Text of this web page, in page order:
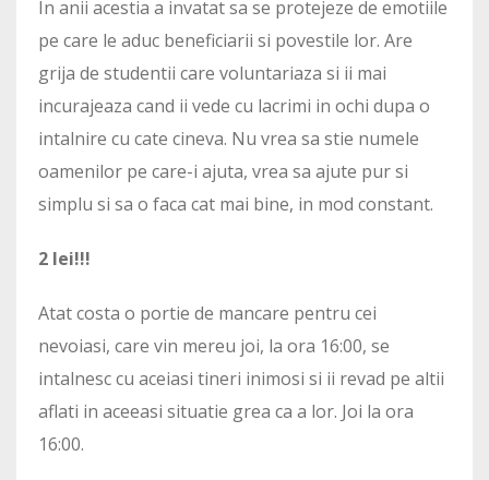
In anii acestia a invatat sa se protejeze de emotiile
pe care le aduc beneficiarii si povestile lor. Are
grija de studentii care voluntariaza si ii mai
incurajeaza cand ii vede cu lacrimi in ochi dupa o
intalnire cu cate cineva. Nu vrea sa stie numele
oamenilor pe care-i ajuta, vrea sa ajute pur si
simplu si sa o faca cat mai bine, in mod constant.
2 lei!!!
Atat costa o portie de mancare pentru cei
nevoiasi, care vin mereu joi, la ora 16:00, se
intalnesc cu aceiasi tineri inimosi si ii revad pe altii
aflati in aceeasi situatie grea ca a lor. Joi la ora
16:00.